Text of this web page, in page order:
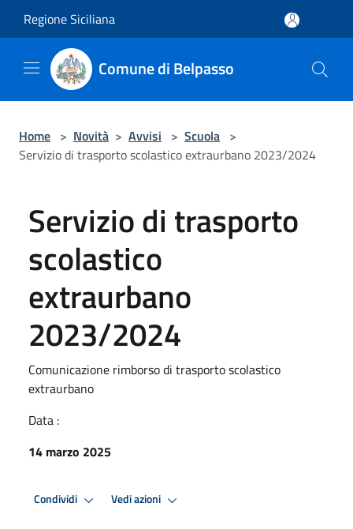
Regione Siciliana
Comune di Belpasso
Home > Novità > Avvisi > Scuola >
Servizio di trasporto scolastico extraurbano 2023/2024
Servizio di trasporto
scolastico
extraurbano
2023/2024
Comunicazione rimborso di trasporto scolastico
extraurbano
Data :
14 marzo 2025
Condividi Vedi azioni